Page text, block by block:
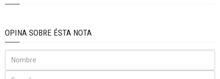
OPINA SOBRE ÉSTA NOTA